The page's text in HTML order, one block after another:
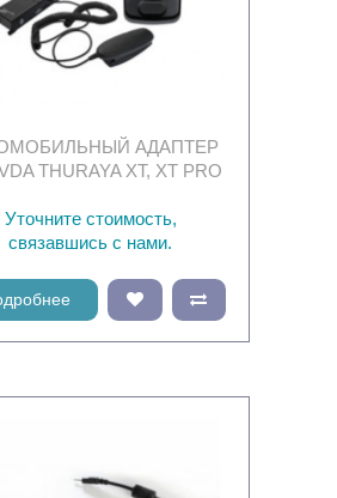
АДАПТЕР
THURAYA XT, XT PRO
Уточните стоимость,
связавшись с нами.